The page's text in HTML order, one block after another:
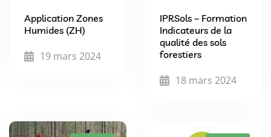
Application Zones
Humides (ZH)
19 mars 2024
IPRSols – Formation
Indicateurs de la
qualité des sols
forestiers
18 mars 2024